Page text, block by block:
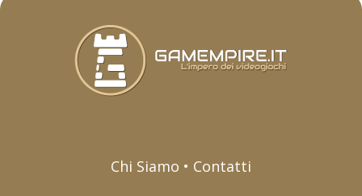
Chi Siamo • Contatti